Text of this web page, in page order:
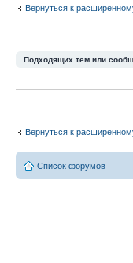
Вернуться к
Подходящих тем или
Вернуться к
Список форумов